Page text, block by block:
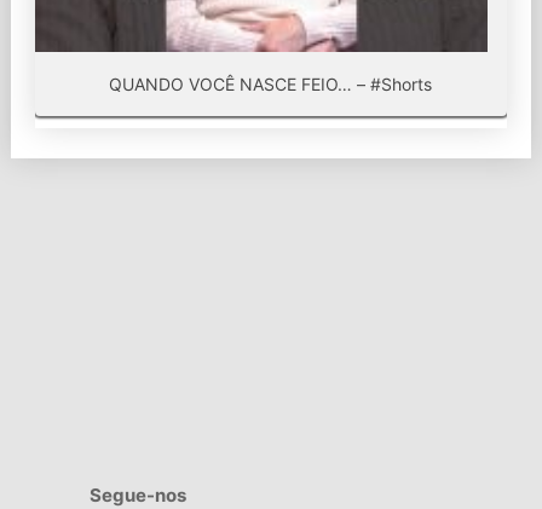
QUANDO VOCÊ NASCE FEIO… – #Shorts
Segue-nos